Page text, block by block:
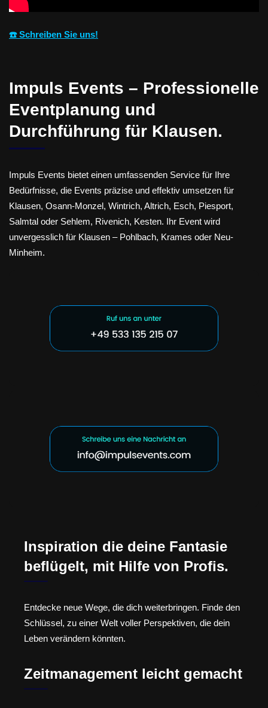
☎️ Schreiben Sie uns!
Impuls Events – Professionelle
Eventplanung und
Durchführung für Klausen.
Impuls Events bietet einen umfassenden Service für Ihre
Bedürfnisse, die Events präzise und effektiv umsetzen für
Klausen, Osann-Monzel, Wintrich, Altrich, Esch, Piesport,
Salmtal oder Sehlem, Rivenich, Kesten. Ihr Event wird
unvergesslich für Klausen – Pohlbach, Krames oder Neu-
Minheim.
Inspiration die deine Fantasie
beflügelt, mit Hilfe von Profis.
Entdecke neue Wege, die dich weiterbringen. Finde den
Schlüssel, zu einer Welt voller Perspektiven, die dein
Leben verändern könnten.
Zeitmanagement leicht gemacht